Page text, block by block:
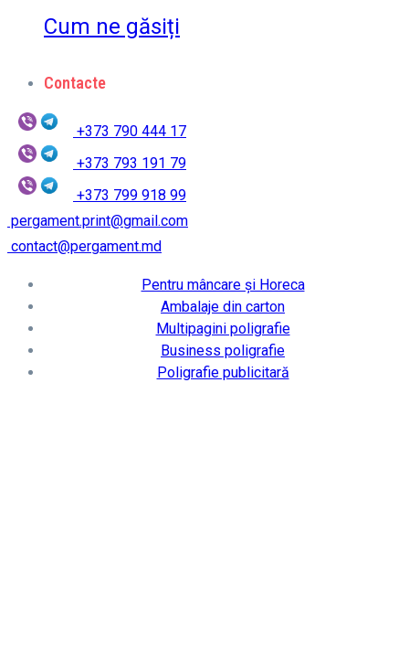
Cum ne găsiți
Contacte
+373 790 444 17
+373 793 191 79
+373 799 918 99
pergament.print@gmail.com
contact@pergament.md
Pentru mâncare și Horeca
Ambalaje din carton
Multipagini poligrafie
Business poligrafie
Poligrafie publicitară